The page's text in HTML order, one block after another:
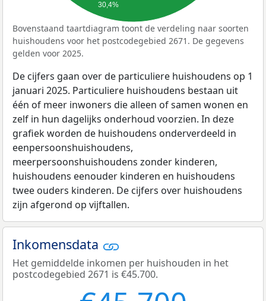
30,4%
Bovenstaand taartdiagram toont de verdeling naar soorten
huishoudens voor het postcodegebied 2671. De gegevens
gelden voor 2025.
De cijfers gaan over de particuliere huishoudens op 1
januari 2025. Particuliere huishoudens bestaan uit
één of meer inwoners die alleen of samen wonen en
zelf in hun dagelijks onderhoud voorzien. In deze
grafiek worden de huishoudens onderverdeeld in
eenpersoonshuishoudens,
meerpersoonshuishoudens zonder kinderen,
huishoudens eenouder kinderen en huishoudens
twee ouders kinderen. De cijfers over huishoudens
zijn afgerond op vijftallen.
Inkomensdata
Het gemiddelde inkomen per huishouden in het
postcodegebied 2671 is €45.700.